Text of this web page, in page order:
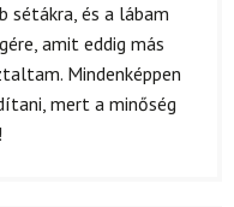
sétákra, és a lábam
amit eddig más
Mindenképpen
mert a minőség